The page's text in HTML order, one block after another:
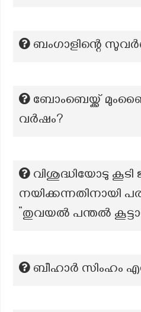
ബംഗാളിന്റെ
ബോംബെയ്ക്ക്
വർഷം?
വിശുദ്ധിയോടു കൂടി
നയിക്കന്നതിനായി
”തുവയൽ പന്തൽ
ബീഹാർ സിംഹം